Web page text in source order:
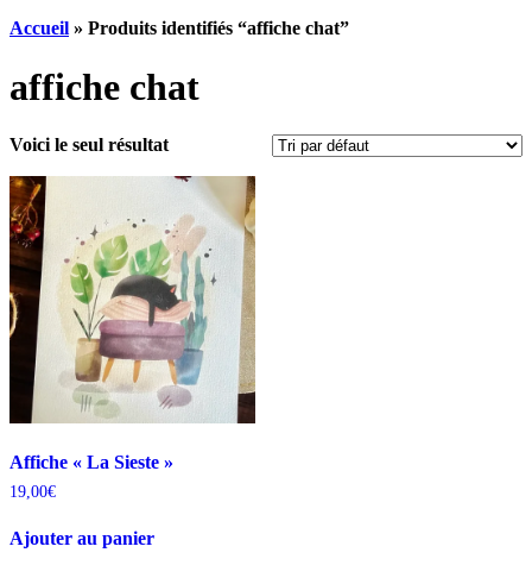
Accueil » Produits identifiés “affiche chat”
affiche chat
Voici le seul résultat
Affiche « La Sieste »
19,00€
Ajouter au panier